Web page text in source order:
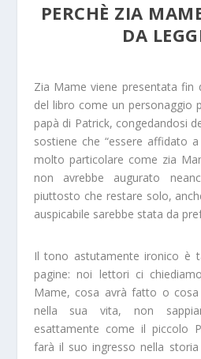
PERCHÈ ZIA
DA
Zia Mame viene presentata fin
del libro come un personaggio
papà di Patrick, congedandosi
sostiene che “essere affidato
molto particolare come zia
non avrebbe augurato
piuttosto che restare solo,
auspicabile sarebbe stata da
Il tono astutamente ironico è
pagine: noi lettori ci
Mame, cosa avrà fatto o
nella sua vita, non
esattamente come il piccolo
farà il suo ingresso nella